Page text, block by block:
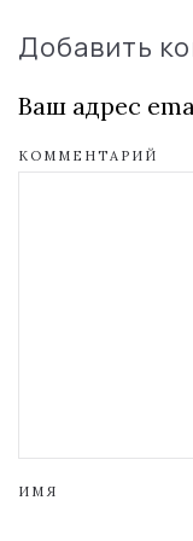
Добавить
Ваш адрес
КОММЕНТАРИЙ
ИМЯ